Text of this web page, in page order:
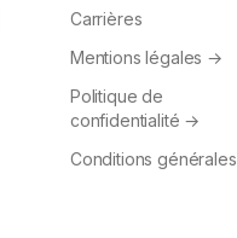
Carrières
Mentions légales →
Politique de
confidentialité →
Conditions générales